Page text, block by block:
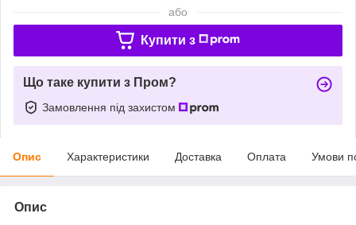
або
Купити з
Що таке купити з Пром?
Замовлення під захистом
Опис Характеристики Доставка Оплата Умови
Опис